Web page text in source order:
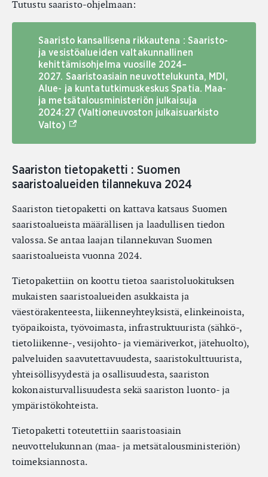
Tutustu saaristo-ohjelmaan:
Saaristo kansallisena rikkautena : Saaristo-
ja vesistöalueiden valtakunnallinen
kehittämisohjelma vuosille 2024–
2027. Saaristoasiain neuvottelukunta, MDI,
Alue- ja kuntatutkimuskeskus Spatia. Maa-
ja metsätalousministeriön julkaisuja
2024:27 (Valtioneuvoston julkaisuarkisto
Valto) (Ulkoinen linkki)
Saariston tietopaketti : Suomen
saaristoalueiden tilannekuva 2024
Saariston tietopaketti on kattava katsaus Suomen
saaristoalueista määrällisen ja laadullisen tiedon
valossa. Se antaa laajan tilannekuvan Suomen
saaristoalueista vuonna 2024.
Tietopakettiin on koottu tietoa saaristoluokituksen
mukaisten saaristoalueiden asukkaista ja
väestörakenteesta, liikenneyhteyksistä, elinkeinoista,
työpaikoista, työvoimasta, infrastruktuurista (sähkö-,
tietoliikenne-, vesijohto- ja viemäriverkot, jätehuolto),
palveluiden saavutettavuudesta, saaristokulttuurista,
yhteisöllisyydestä ja osallisuudesta, saariston
kokonaisturvallisuudesta sekä saariston luonto- ja
ympäristökohteista.
Tietopaketti toteutettiin saaristoasiain
neuvottelukunnan (maa- ja metsätalousministeriön)
toimeksiannosta.